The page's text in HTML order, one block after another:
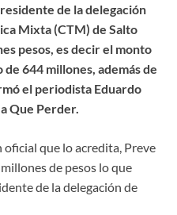
de la delegación
Mixta (CTM) de Salto
pesos, es decir el monto
644 millones, además de
el periodista Eduardo
Que Perder.
que lo acredita, Preve
de pesos lo que
de la delegación de